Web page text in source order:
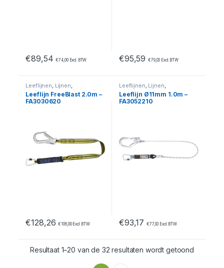
€89,54 €74,00Excl. BTW €95,59 €79,00 Excl. BTW
Leeflijnen Lijnen
Valbeveiliging
Leeflijn FreeBlast 2.0m –
FA3030620
€128,26 €106,00Excl. BTW
Leeflijnen Lijnen
Valbeveiliging
Leeflijn Ø11mm 1.0m –
FA3052210
€93,17 €77,00 Excl. BTW
Resultaat 1–20 van de 32 resultaten wordt getoond